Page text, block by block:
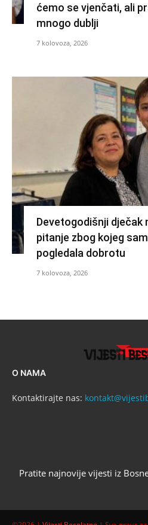
ćemo se vjenčati, ali
mnogo dublji
7 kolovoza, 2026
Devetogodišnji dječak
pitanje zbog kojeg
pogledala dobrotu
7 kolovoza, 2026
O NAMA
Kontaktirajte nas:
Pratite najnovije vijesti iz